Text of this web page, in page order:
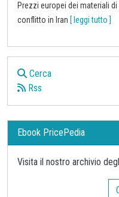
Prezzi europei dei materiali
conflitto in Iran [ leggi tutto ]
Cerca
Rss
Ebook PricePedia
Visita il nostro archivio